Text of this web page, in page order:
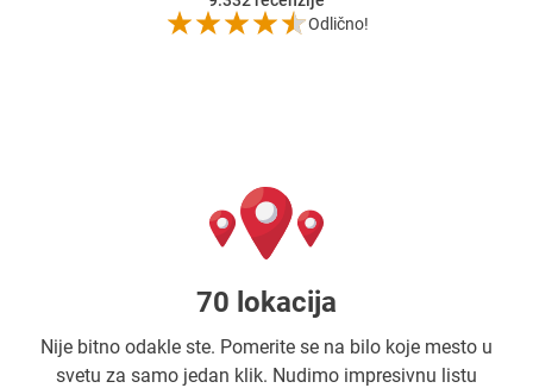
Odlično!
70 lokacija
Nije bitno odakle ste. Pomerite se na bilo koje mesto u
svetu za samo jedan klik. Nudimo impresivnu listu